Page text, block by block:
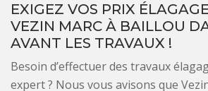
EXIGEZ VOS PRIX
VEZIN MARC À BAILLOU
AVANT LES TRAVAUX !
Besoin d’effectuer des travaux
expert ? Nous vous avisons que